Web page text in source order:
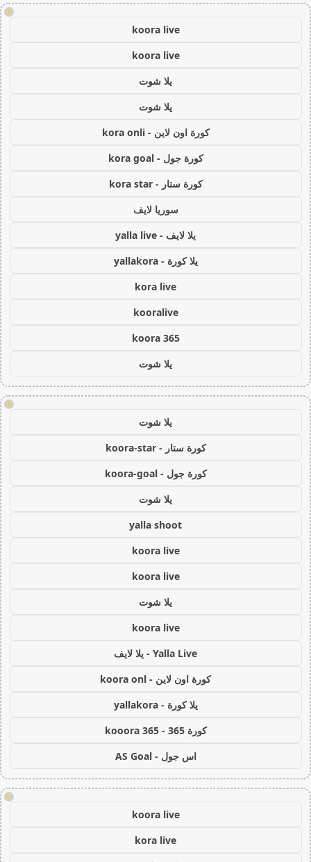
!
koora live
koora live
يلا شوت
يلا شوت
كورة اون لاين - kora onli
كورة جول - kora goal
كورة ستار - kora star
سوريا لايف
يلا لايف - yalla live
يلا كورة - yallakora
kora live
kooralive
koora 365
يلا شوت
!
يلا شوت
كورة ستار - koora-star
كورة جول - koora-goal
يلا شوت
yalla shoot
koora live
koora live
يلا شوت
koora live
Yalla Live - يلا لايف
كورة اون لاين - koora onl
يلا كورة - yallakora
كورة 365 - kooora 365
اس جول - AS Goal
!
koora live
kora live